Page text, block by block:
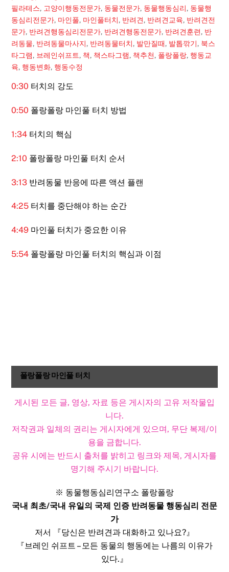
필라테스, 고양이행동전문가, 동물전문가, 동물행동심리, 동물행
동심리전문가, 마인풀, 마인풀터치, 반려견, 반려견교육, 반려견전
문가, 반려견행동심리전문가, 반려견행동전문가, 반려견훈련, 반
려동물, 반려동물마사지, 반려동물터치, 발만질때, 발톱깎기, 북스
타그램, 브레인쉬프트, 책, 책스타그램, 책추천, 폴랑폴랑, 행동교
육, 행동변화, 행동수정
0:30 터치의 강도
0:50 폴랑폴랑 마인풀 터치 방법
1:34 터치의 핵심
2:10 폴랑폴랑 마인풀 터치 순서
3:13 반려동물 반응에 따른 액션 플랜
4:25 터치를 중단해야 하는 순간
4:49 마인풀 터치가 중요한 이유
5:54 폴랑폴랑 마인풀 터치의 핵심과 이점
폴랑폴랑 마인풀 터치
게시된 모든 글, 영상, 자료 등은 게시자의 고유 저작물입
니다.
저작권과 일체의 권리는 게시자에게 있으며, 무단 복제/이
용을 금합니다.
공유 시에는 반드시 출처를 밝히고 링크와 제목, 게시자를
명기해 주시기 바랍니다.​
※ 동물행동심리연구소 폴랑폴랑
국내 최초/국내 유일의 국제 인증 반려동물 행동심리 전문
가
저서 『당신은 반려견과 대화하고 있나요?』
『브레인 쉬프트 – 모든 동물의 행동에는 나름의 이유가
있다.』